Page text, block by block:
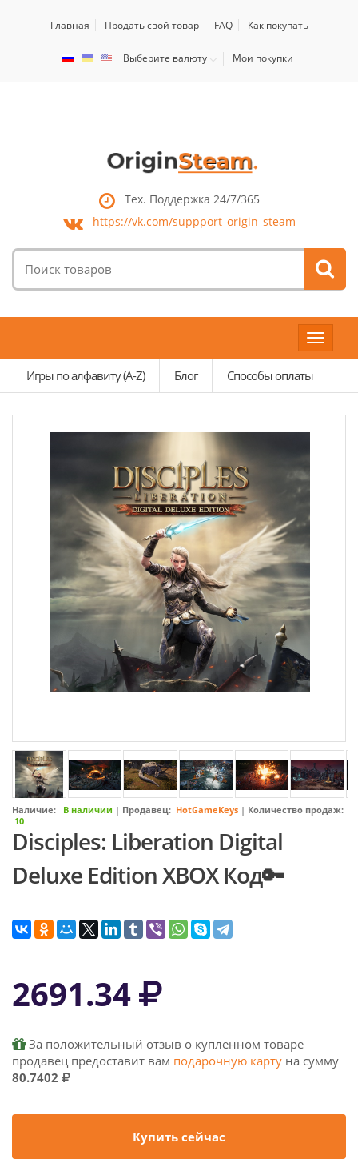
Главная Продать свой товар FAQ Как покупать
Выберите валюту Мои покупки
Тех. Поддержка 24/7/365
https://vk.com/suppport_origin_steam
товаров:
Toggle
Игры по алфавиту (A-Z)
Блог Способы оплаты
Наличие: В наличии | Продавец: HotGameKeys | Количество продаж:
10
Disciples: Liberation Digital
Deluxe Edition XBOX Код🔑
2691.34
За положительный отзыв о купленном товаре
продавец предоставит вам подарочную карту на сумму
80.7402
Купить сейчас